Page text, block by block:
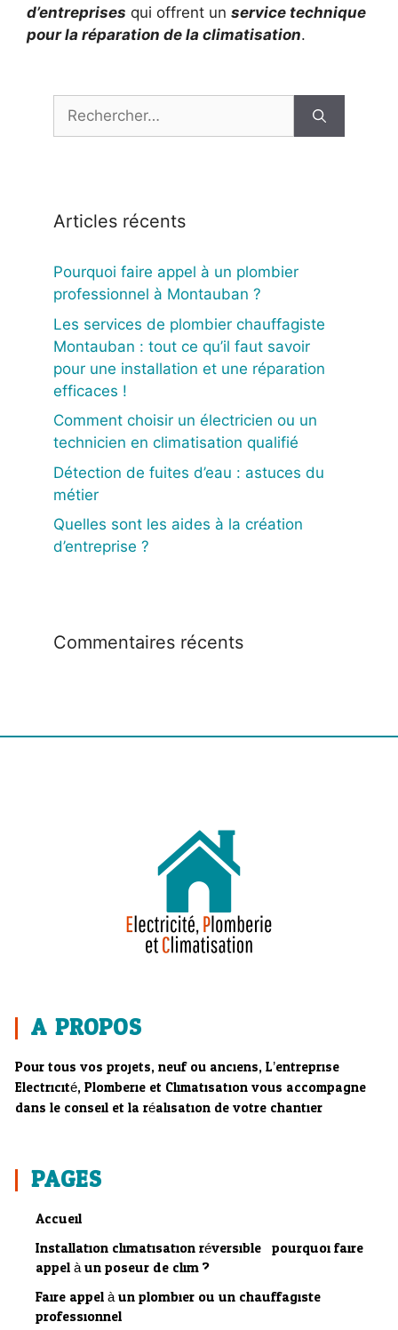
d’entreprises qui offrent un service technique
pour la réparation de la climatisation.
Articles récents
Pourquoi faire appel à un plombier
professionnel à Montauban ?
Les services de plombier chauffagiste
Montauban : tout ce qu’il faut savoir
pour une installation et une réparation
efficaces !
Comment choisir un électricien ou un
technicien en climatisation qualifié
Détection de fuites d’eau : astuces du
métier
Quelles sont les aides à la création
d’entreprise ?
Commentaires récents
A PROPOS
Pour tous vos projets, neuf ou anciens, L’entreprise
Electricité, Plomberie et Climatisation vous accompagne
dans le conseil et la réalisation de votre chantier.
PAGES
Accueil
Installation climatisation réversible : pourquoi faire
appel à un poseur de clim ?
Faire appel à un plombier ou un chauffagiste
professionnel